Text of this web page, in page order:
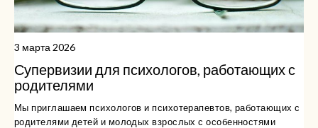
3 марта 2026
Супервизии для психологов, работающих с
родителями
Мы приглашаем психологов и психотерапевтов, работающих с
родителями детей и молодых взрослых с особенностями